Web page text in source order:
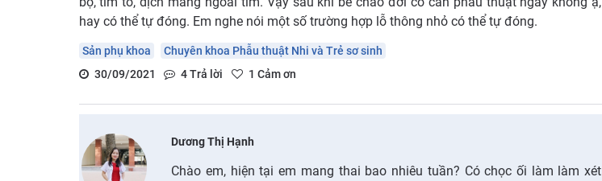
hay có thể tự đóng. Em nghe nói một số trường hợp lỗ thông nhỏ có thể tự đóng.
Sản phụ khoa
Chuyên khoa Phẫu thuật Nhi và Trẻ sơ sinh
30/09/2021
4Trả lời 1 Cảm ơn
Dương Thị Hạnh
Chào em, hiện tại em mang thai bao nhiêu tuần? Có chọc ối làm làm xét